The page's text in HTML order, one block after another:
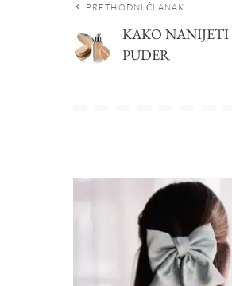
PRETHODNI ČLANAK
KAKO
PUDER